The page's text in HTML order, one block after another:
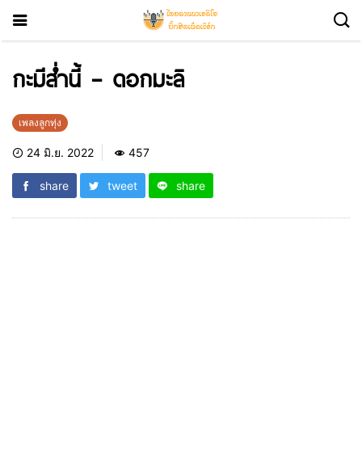
กะมีส่ำนี้ – ดอกมะลิ
เพลงลูกทุ่ง
24 มิ.ย. 2022 457
share tweet share